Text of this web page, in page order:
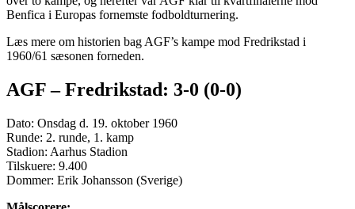
Benfica i Europas fornemste fodboldturnering.
Læs mere om historien bag AGF’s kampe mod Fredrikstad i
1960/61 sæsonen forneden.
AGF – Fredrikstad: 3-0 (0-0)
Dato: Onsdag d. 19. oktober 1960
Runde: 2. runde, 1. kamp
Stadion: Aarhus Stadion
Tilskuere: 9.400
Dommer: Erik Johansson (Sverige)